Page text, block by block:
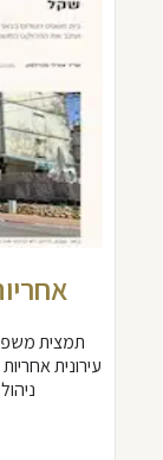
תמצית
עירונית